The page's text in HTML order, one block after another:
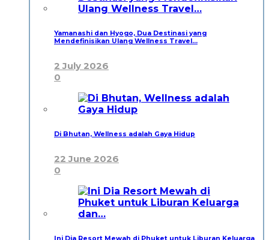
Yamanashi dan Hyogo, Dua Destinasi yang
Mendefinisikan Ulang Wellness Travel…
2 July 2026
0
Di Bhutan, Wellness adalah Gaya Hidup
22 June 2026
0